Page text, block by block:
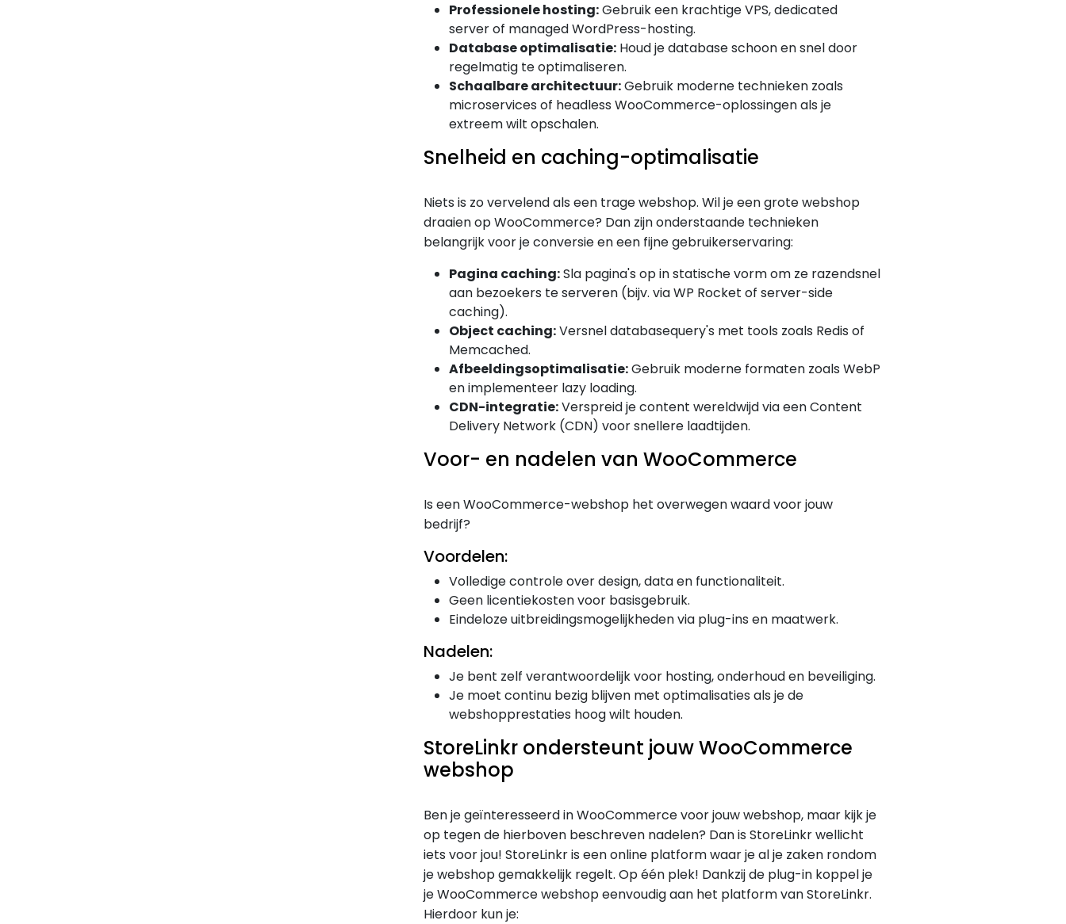
Professionele hosting:Gebruik een krachtige VPS, dedicated
server of managed WordPress-hosting.
Database optimalisatie:Houd je database schoon en snel door
regelmatig te optimaliseren.
Schaalbare architectuur:Gebruik moderne technieken zoals
microservices of headless WooCommerce-oplossingen als je
extreem wilt opschalen.
Snelheid en caching-optimalisatie
Niets is zo vervelend als een trage webshop. Wil je een grote webshop
draaien op WooCommerce? Dan zijn onderstaande technieken
belangrijk voor je conversie en een fijne gebruikerservaring:
Pagina caching:Sla pagina's op in statische vorm om ze razendsnel
aan bezoekers te serveren (bijv. via WP Rocket of server-side
caching).
Object caching:Versnel databasequery's met tools zoals Redis of
Memcached.
Afbeeldingsoptimalisatie:Gebruik moderne formaten zoals WebP
en implementeer lazy loading.
CDN-integratie:Verspreid je content wereldwijd via een Content
Delivery Network (CDN) voor snellere laadtijden.
Voor- en nadelen van WooCommerce
Is een WooCommerce-webshop het overwegen waard voor jouw
bedrijf?
Voordelen:
Volledige controle over design, data en functionaliteit.
Geen licentiekosten voor basisgebruik.
Eindeloze uitbreidingsmogelijkheden via plug-ins en maatwerk.
Nadelen:
Je bent zelf verantwoordelijk voor hosting, onderhoud en beveiliging.
Je moet continu bezig blijven met optimalisaties als je de
webshopprestaties hoog wilt houden.
StoreLinkr ondersteunt jouw WooCommerce
webshop
Ben je geïnteresseerd in WooCommerce voor jouw webshop, maar kijk je
op tegen de hierboven beschreven nadelen? Dan is StoreLinkr wellicht
iets voor jou! StoreLinkr is een online platform waar je al je zaken rondom
je webshop gemakkelijk regelt. Op één plek! Dankzij de plug-in koppel je
je WooCommerce webshop eenvoudig aan het platform van StoreLinkr.
Hierdoor kun je: